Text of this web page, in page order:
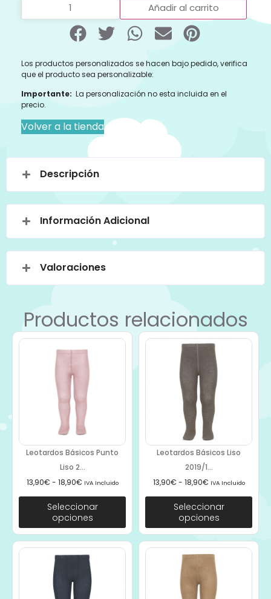
Añadir al carrito
Los productos personalizados se hacen bajo pedido, verifica
que el producto sea personalizable:
Importante: La personalización no esta incluida en el
precio.
Volver a la tienda
Descripción
Información Adicional
Valoraciones
Productos relacionados
Leotardos Básicos Punto
Liso 2...
13,90€ - 18,90€ IVA Incluido
Seleccionar
opciones
Leotardos Básicos Liso
2019/1...
13,90€ - 18,90€ IVA Incluido
Seleccionar
opciones